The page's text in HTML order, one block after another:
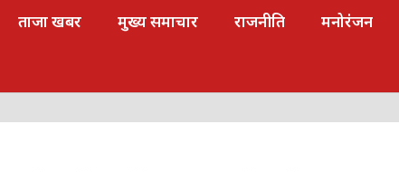
ताजा खबर मुख्य समाचार राजनीति मनोरंजन